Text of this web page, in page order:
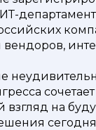
сочетает
взгляд на